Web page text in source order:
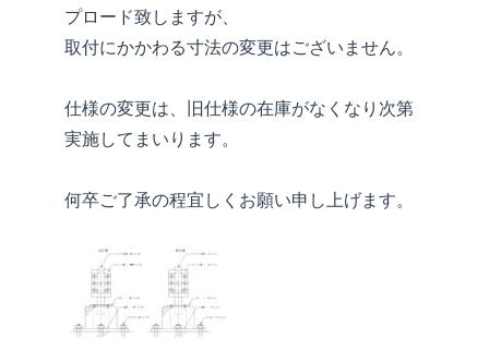
プロード致しますが、
取付にかかわる寸法の変更はございません。
仕様の変更は、旧仕様の在庫がなくなり次第
実施してまいります。
何卒ご了承の程宜しくお願い申し上げます。